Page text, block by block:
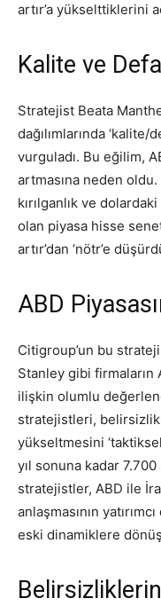
artır’a yükselttiklerini
Kalite ve
Stratejist Beata
dağılımlarında
vurguladı. Bu eğilim,
artmasına neden
kırılganlık ve
olan piyasa hisse
artır’dan ‘nötr’e
ABD
Citigroup’un bu
Stanley gibi firmaların
ilişkin olumlu
stratejistleri,
yükseltmesini
yıl sonuna kadar
stratejistler, ABD ile
anlaşmasının
eski dinamiklere